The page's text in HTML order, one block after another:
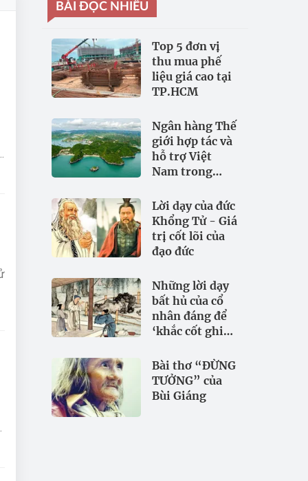
BÀI ĐỌC NHIỀU
Top 5 đơn vị
thu mua phế
liệu giá cao tại
TP.HCM
Ngân hàng Thế
giới hợp tác và
hỗ trợ Việt
Nam trong
ninh nguồn
nước
Lời dạy của đức
Khổng Tử - Giá
trị cốt lõi của
đạo đức
Những lời dạy
bất hủ của cổ
nhân đáng để
‘khắc cốt ghi
Bài thơ “ĐỪNG
TƯỞNG” của
Bùi Giáng